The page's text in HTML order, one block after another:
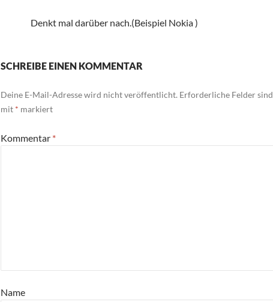
Denkt mal darüber nach.(Beispiel Nokia )
SCHREIBE EINEN KOMMENTAR
Deine E-Mail-Adresse wird nicht veröffentlicht. Erforderliche Felder sind
mit * markiert
Kommentar *
Name